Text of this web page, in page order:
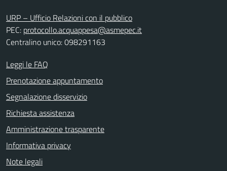
URP – Ufficio Relazioni con il pubblico
PEC: protocollo.acquappesa@asmepec.it
Centralino unico: 098291163
Leggi le FAQ
Prenotazione appuntamento
Segnalazione disservizio
Richiesta assistenza
Amministrazione trasparente
Informativa privacy
Note legali